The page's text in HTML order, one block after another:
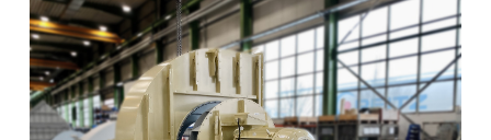
Din kontakt
med oss
X